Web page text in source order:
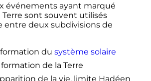
événements ayant marqué
Terre sont souvent utilisés
entre deux subdivisions de
formation du système solaire
formation de la Terre
de la vie, limite Hadéen